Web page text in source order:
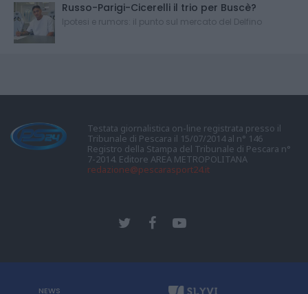
Russo-Parigi-Cicerelli il trio per Buscè?
Ipotesi e rumors: il punto sul mercato del Delfino
Testata giornalistica on-line registrata presso il
Tribunale di Pescara il 15/07/2014 al n° 146
Registro della Stampa del Tribunale di Pescara n°
7-2014. Editore AREA METROPOLITANA
redazione@pescarasport24.it
NEWS